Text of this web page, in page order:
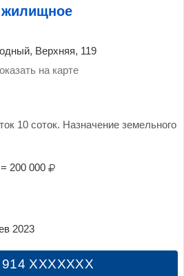
жилищное
Верхняя, 119
на карте
10 соток. Назначение земельного
= 200 000
914 XXXXXXX
2023